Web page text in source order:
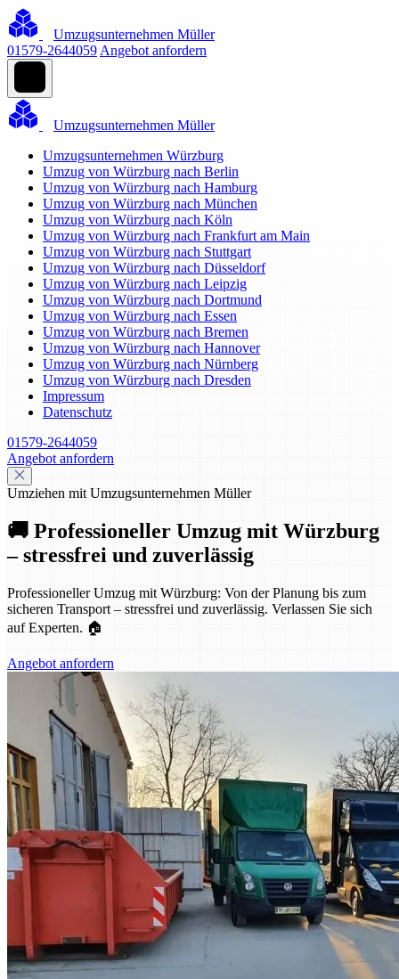
Umzugsunternehmen Müller
01579-2644059 Angebot anfordern
Umzugsunternehmen Müller
Umzugsunternehmen Würzburg
Umzug von Würzburg nach Berlin
Umzug von Würzburg nach Hamburg
Umzug von Würzburg nach München
Umzug von Würzburg nach Köln
Umzug von Würzburg nach Frankfurt am Main
Umzug von Würzburg nach Stuttgart
Umzug von Würzburg nach Düsseldorf
Umzug von Würzburg nach Leipzig
Umzug von Würzburg nach Dortmund
Umzug von Würzburg nach Essen
Umzug von Würzburg nach Bremen
Umzug von Würzburg nach Hannover
Umzug von Würzburg nach Nürnberg
Umzug von Würzburg nach Dresden
Impressum
Datenschutz
01579-2644059
Angebot anfordern
Umziehen mit Umzugsunternehmen Müller
🚚 Professioneller Umzug mit Würzburg
– stressfrei und zuverlässig
Professioneller Umzug mit Würzburg: Von der Planung bis zum
sicheren Transport – stressfrei und zuverlässig. Verlassen Sie sich
auf Experten. 🏠
Angebot anfordern